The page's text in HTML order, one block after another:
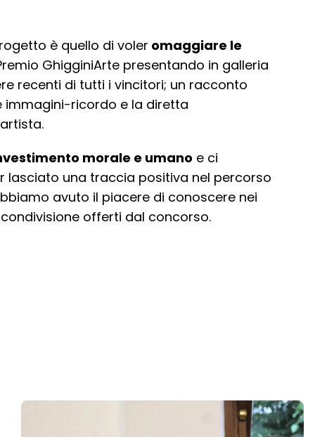
è quello di voler omaggiare le
GhigginiArte presentando in galleria
recenti di tutti i vincitori; un racconto
ricordo e la diretta
morale e umano e ci
lasciato una traccia positiva nel percorso
avuto il piacere di conoscere nei
offerti dal concorso.